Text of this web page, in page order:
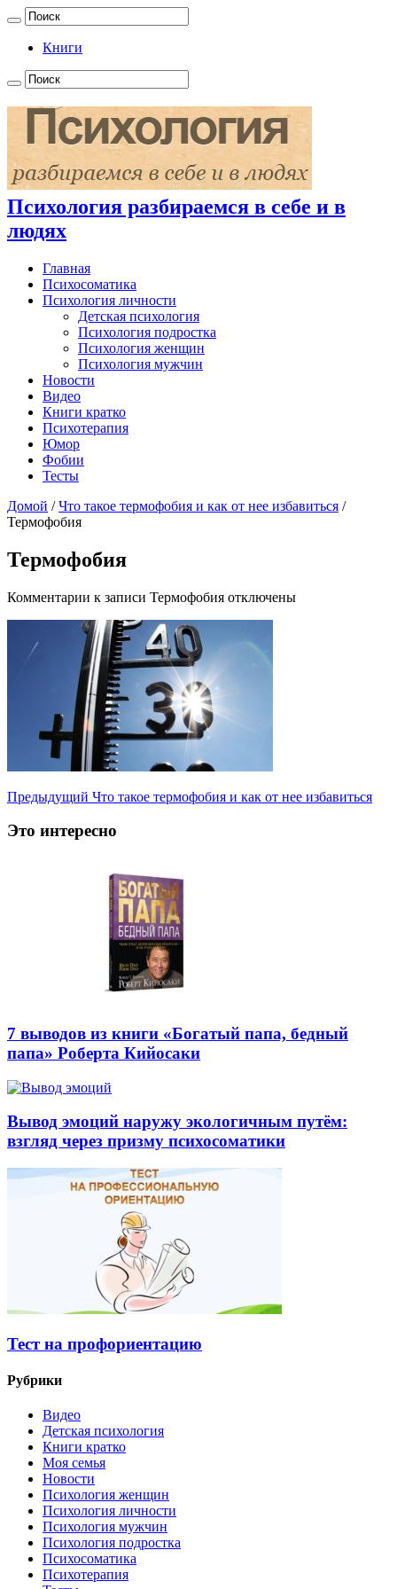
Книги
Психология разбираемся в себе и в
людях
Главная
Психосоматика
Психология личности
Детская психология
Психология подростка
Психология женщин
Психология мужчин
Новости
Видео
Книги кратко
Психотерапия
Юмор
Фобии
Тесты
Домой / Что такое термофобия и как от нее избавиться /
Термофобия
Термофобия
Комментарии к записи Термофобия отключены
Предыдущий Что такое термофобия и как от нее избавиться
Это интересно
7 выводов из книги «Богатый папа, бедный
папа» Роберта Кийосаки
Вывод эмоций наружу экологичным путём:
взгляд через призму психосоматики
Тест на профориентацию
Рубрики
Видео
Детская психология
Книги кратко
Моя семья
Новости
Психология женщин
Психология личности
Психология мужчин
Психология подростка
Психосоматика
Психотерапия